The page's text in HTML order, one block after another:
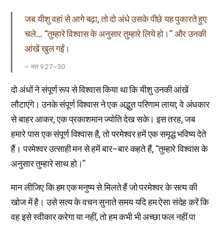
जब यीशु वहां से आगे बढ़ा, तो दो अंधे उसके पीछे यह पुकारते हुए
चले… “तुम्हारे विश्वास के अनुसार तुम्हारे लिये हो।” और उनकी
आंखें खुल गईं।
मत 9:27–30
दो अंधों ने संपूर्ण रूप से विश्वास किया था कि यीशु उनकी आंखें
लौटाएंगे। उनके संपूर्ण विश्वास ने एक अद्भुत परिणाम लाया; वे अंधकार
से बाहर आकर, एक प्रकाशमान ज्योति देख सके। इस तरह, जब
हमारे पास एक संपूर्ण विश्वास है, तो परमेश्वर हमें एक समृद्ध भविष्य देते
हैं। परमेश्वर उत्साही मन से हमें बार–बार कहते हैं, “तुम्हारे विश्वास के
अनुसार तुम्हारे साथ हो।”
मान लीजिए कि हम एक मनुष्य से मिलते हैं जो परमेश्वर के सत्य की
खोज में है। उसे सत्य के वचन सुनाते समय यदि हम ऐसा संदेह करें कि
वह इसे स्वीकार करेगा या नहीं, तो हम कभी भी अच्छा फल नहीं पा